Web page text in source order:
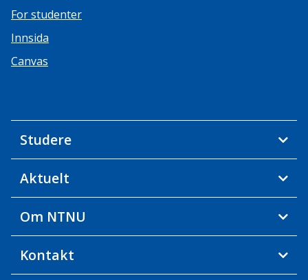
For studenter
Innsida
Canvas
Studere
Aktuelt
Om NTNU
Kontakt